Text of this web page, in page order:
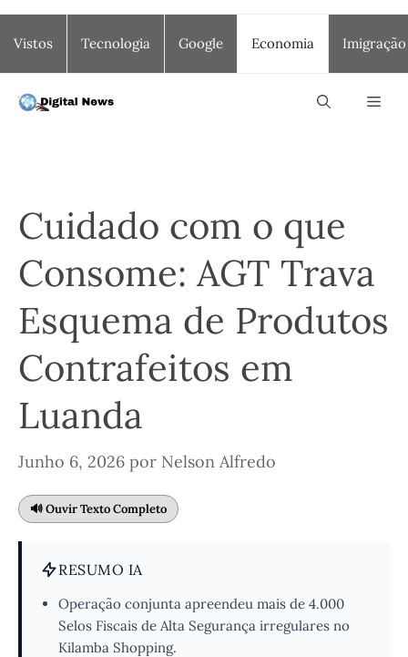
para
o
conteúdo
Vistos Tecnologia Google Economia Imigração
Cuidado com o que
Consome: AGT Trava
Esquema de Produtos
Contrafeitos em
Luanda
Junho 6, 2026 por Nelson Alfredo
🔊 Ouvir Texto Completo
RESUMO IA
Operação conjunta apreendeu mais de 4.000
Selos Fiscais de Alta Segurança irregulares no
Kilamba Shopping.